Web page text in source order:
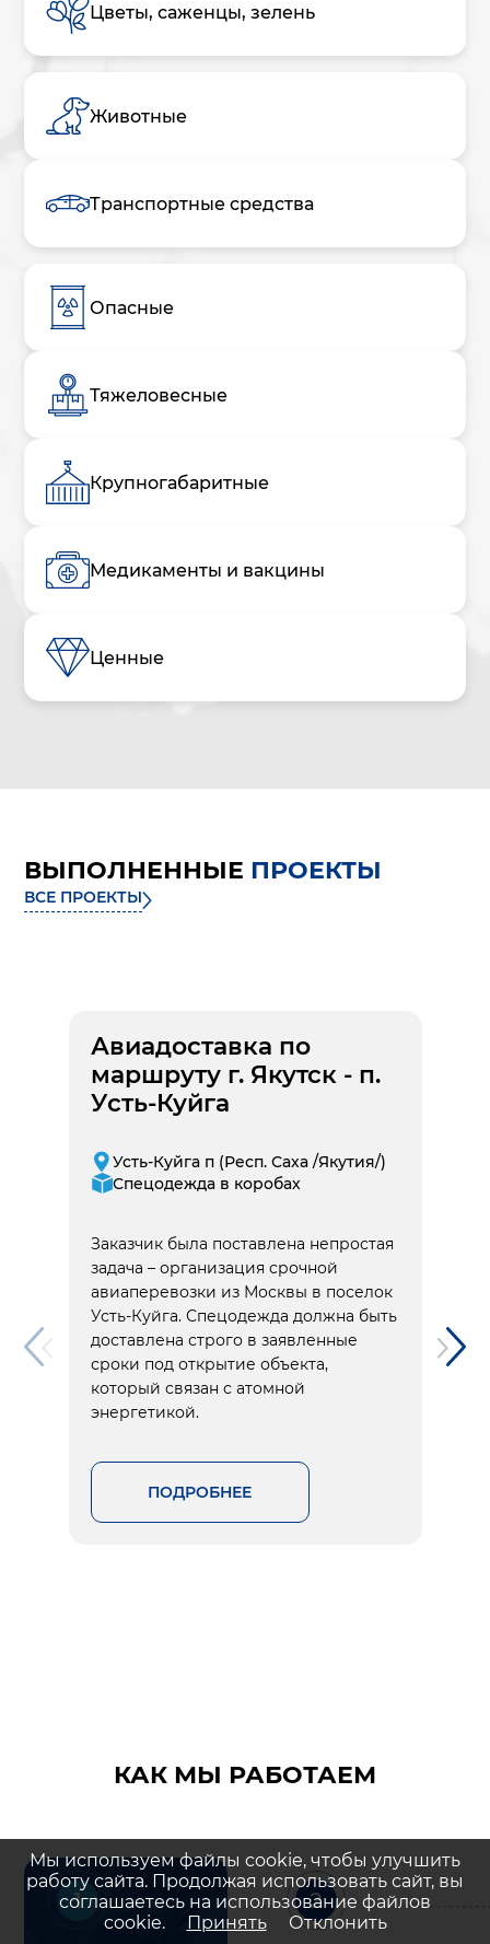
Цветы, саженцы, зелень
Животные
Транспортные средства
Опасные
Тяжеловесные
Крупногабаритные
Медикаменты и вакцины
Ценные
ВЫПОЛНЕННЫЕ ПРОЕКТЫ
ВСЕ ПРОЕКТЫ
Авиадоставка по
маршруту г. Якутск - п.
Усть-Куйга
Усть-Куйга п (Респ. Саха /Якутия/)
Спецодежда в коробах
Заказчик была поставлена непростая
задача – организация срочной
авиаперевозки из Москвы в поселок
Усть-Куйга. Спецодежда должна быть
доставлена строго в заявленные
сроки под открытие объекта,
который связан с атомной
энергетикой.
ПОДРОБНЕЕ
КАК МЫ РАБОТАЕМ
1 2
Мы используем файлы cookie, чтобы улучшить
работу сайта. Продолжая использовать сайт, вы
соглашаетесь на использование файлов
cookie.
Принять Отклонить